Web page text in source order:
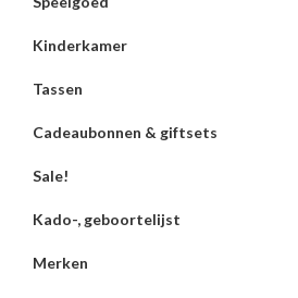
Kinderkamer
Tassen
Cadeaubonnen & giftsets
Sale!
Kado-, geboortelijst
Merken